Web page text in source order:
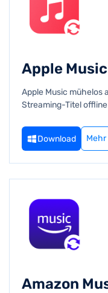
Apple
Apple Music mühelos
Streaming-Titel
Download
Amazon